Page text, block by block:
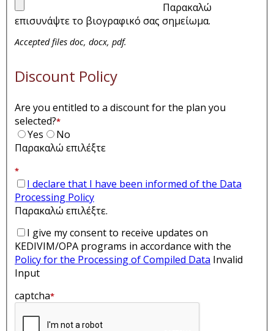
Παρακαλώ
επισυνάψτε το βιογραφικό σας σημείωμα.
Accepted files doc, docx, pdf.
Discount Policy
Are you entitled to a discount for the plan you
selected?*
Yes
No
Παρακαλώ επιλέξτε
*
I declare that I have been informed of the Data
Processing Policy
Παρακαλώ επιλέξτε.
I give my consent to receive updates on
KEDIVIM/OPA programs in accordance with the
Policy for the Processing of Compiled Data Invalid
Input
captcha*